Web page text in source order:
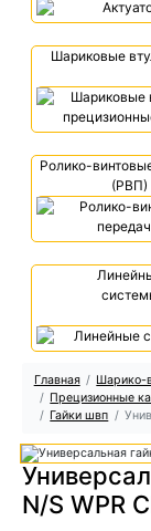
Шариковые
Ролико-
(РВП)
Главная
Шарико-
Прецизионные
Гайки швп
N/S WPR